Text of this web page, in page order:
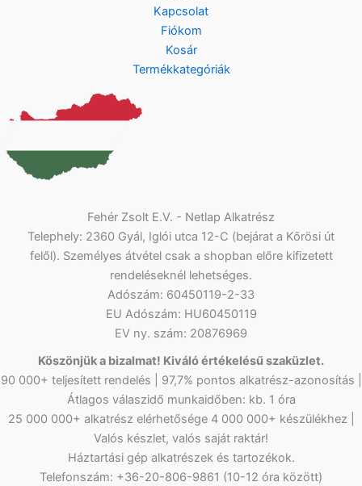
Kapcsolat
Fiókom
Kosár
Termékkategóriák
Fehér Zsolt E.V. - Netlap Alkatrész
Telephely: 2360 Gyál, Iglói utca 12-C (bejárat a Kőrösi út
felől). Személyes átvétel csak a shopban előre kifizetett
rendeléseknél lehetséges.
Adószám: 60450119-2-33
EU Adószám: HU60450119
EV ny. szám: 20876969
Köszönjük a bizalmat! Kiváló értékelésű szaküzlet.
90 000+ teljesített rendelés | 97,7% pontos alkatrész-azonosítás |
Átlagos válaszidő munkaidőben: kb. 1 óra
25 000 000+ alkatrész elérhetősége 4 000 000+ készülékhez |
Valós készlet, valós saját raktár!
Háztartási gép alkatrészek és tartozékok.
Telefonszám: +36-20-806-9861 (10-12 óra között)